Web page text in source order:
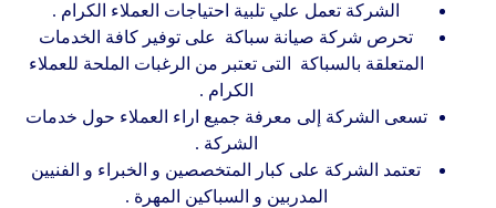
الشركة تعمل علي تلبية احتياجات العملاء الكرام .
تحرص شركة صيانة سباكة على توفير كافة الخدمات
المتعلقة بالسباكة التى تعتبر من الرغبات الملحة للعملاء
الكرام .
تسعى الشركة إلى معرفة جميع اراء العملاء حول خدمات
الشركة .
تعتمد الشركة على كبار المتخصصين و الخبراء و الفنيين
المدربين و السباكين المهرة .